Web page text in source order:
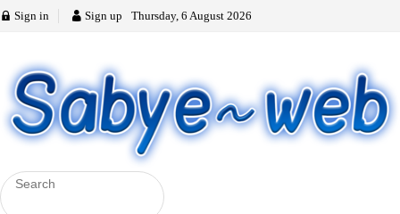
Sign in Sign up Thursday, 6 August 2026